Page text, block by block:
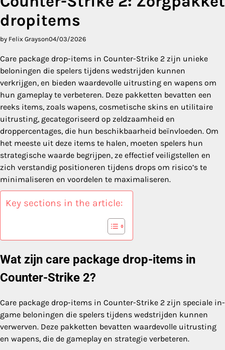
dropitems
by Felix Grayson04/03/2026
Care package drop-items in Counter-Strike 2 zijn unieke
beloningen die spelers tijdens wedstrijden kunnen
verkrijgen, en bieden waardevolle uitrusting en wapens om
hun gameplay te verbeteren. Deze pakketten bevatten een
reeks items, zoals wapens, cosmetische skins en utilitaire
uitrusting, gecategoriseerd op zeldzaamheid en
droppercentages, die hun beschikbaarheid beïnvloeden. Om
het meeste uit deze items te halen, moeten spelers hun
strategische waarde begrijpen, ze effectief veiligstellen en
zich verstandig positioneren tijdens drops om risico’s te
minimaliseren en voordelen te maximaliseren.
Key sections in the article:
Wat zijn care package drop-items in
Counter-Strike 2?
Care package drop-items in Counter-Strike 2 zijn speciale in-
game beloningen die spelers tijdens wedstrijden kunnen
verwerven. Deze pakketten bevatten waardevolle uitrusting
en wapens, die de gameplay en strategie verbeteren.